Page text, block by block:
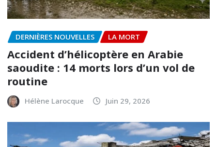
DERNIÈRES NOUVELLES LA MORT
Accident d’hélicoptère en Arabie
saoudite : 14 morts lors d’un vol de
routine
Hélène Larocque Juin 29, 2026